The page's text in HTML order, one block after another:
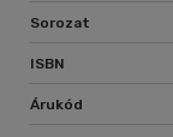
Sorozat
ISBN
Árukód